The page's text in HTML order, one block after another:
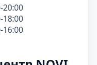
20:00
18:00
16:00